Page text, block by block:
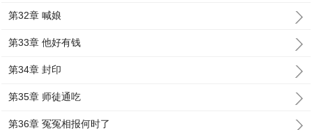
第32章 喊娘
第33章 他好有钱
第34章 封印
第35章 师徒通吃
第36章 冤冤相报何时了